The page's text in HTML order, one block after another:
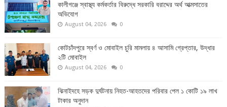
কালীগঞ্জে স্বাস্থ্য কর্মকর্তার বিরুদ্ধে সরকারি বরাদ্দের অর্থ আত্মসাতের
অভিযোগ
August 04, 2026 0
কোটচাঁদপুরে স্বর্ণ ও মোবাইল চুরি মামলায় ৪ আসামি গ্রেপ্তার, উদ্ধার
২টি মোবাইল
August 04, 2026 0
ঝিনাইদহে সড়ক দুর্ঘটনায় নিহত-আহতদের পরিবার পেল ১ কোটি ১৯ লাখ
টাকার অনুদান